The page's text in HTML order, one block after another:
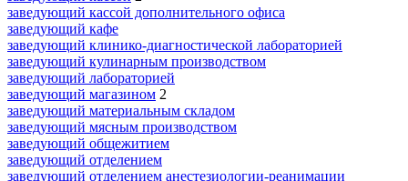
заведующий кассой дополнительного офиса
заведующий кафе
заведующий клинико-диагностической лабораторией
заведующий кулинарным производством
заведующий лабораторией
заведующий магазином 2
заведующий материальным складом
заведующий мясным производством
заведующий общежитием
заведующий отделением
заведующий отделением анестезиологии-реанимации